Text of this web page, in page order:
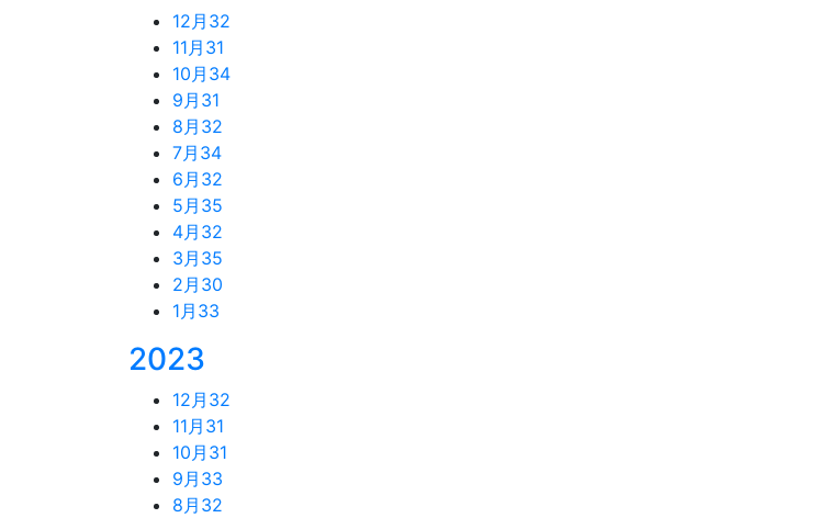
12月 32
11月 31
10月 34
9月 31
8月 32
7月 34
6月 32
5月 35
4月 32
3月 35
2月 30
1月 33
2023
12月 32
11月 31
10月 31
9月 33
8月 32